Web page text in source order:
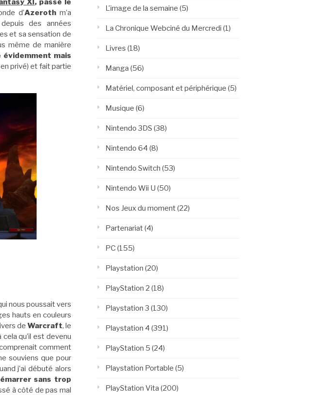
XI, passé le
d’Azerothm’a
des années
et sa sensation de
même de manière
évidemment mais
privé) et fait partie
nous poussait vers
hauts en couleurs
de Warcraft, le
qu’il est devenu
comment
souviens que pour
j’ai débuté alors
sans trop
à côté de pas mal
L'image de la semaine (5)
La Chronique Webciné du Mercredi (1)
Livres (18)
Manga (56)
Matériel, composant et périphérique (5)
Musique (6)
Nintendo 3DS (38)
Nintendo 64 (8)
Nintendo Switch (53)
Nintendo Wii U (50)
Nos Jeux du moment(22)
Partenariat(4)
PC(155)
Playstation (20)
PlayStation 2 (18)
Playstation 3 (130)
Playstation 4 (391)
PlayStation 5 (24)
Playstation Portable (5)
PlayStation Vita (200)